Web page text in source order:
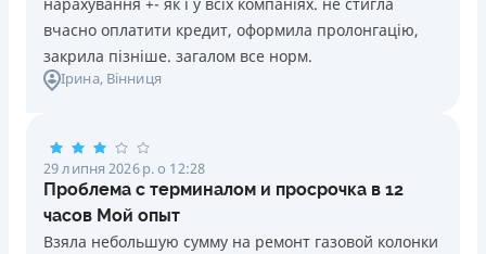
вчасно оплатити кредит, оформила пролонгацію,
закрила пізніше. загалом все норм.
Ірина, Вінниця
29 липня 2026 р. о 12:28
Проблема с терминалом и просрочка в 12
часов Мой опыт
Взяла небольшую сумму на ремонт газовой колонки